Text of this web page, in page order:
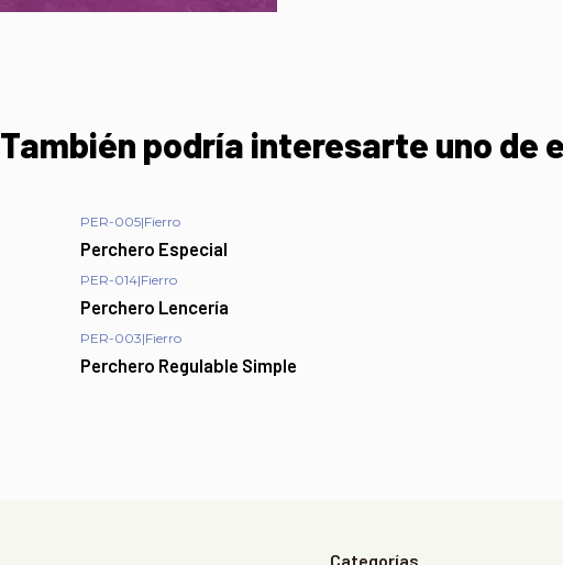
También podría interesarte uno de
PER-005|Fierro
Perchero Especial
PER-014|Fierro
Perchero Lencería
PER-003|Fierro
Perchero Regulable Simple
Categorías